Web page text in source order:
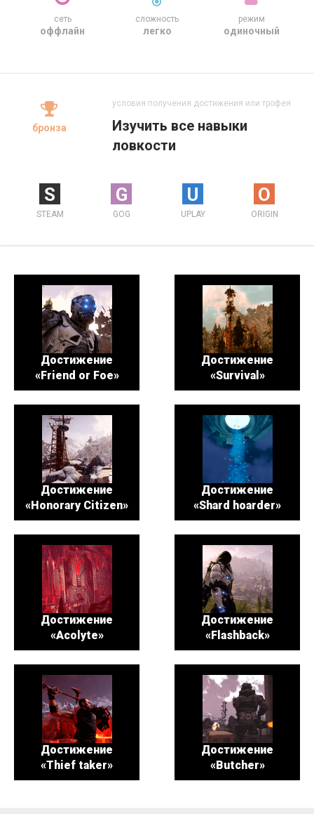
сеть
оффлайн
сложность
легко
режим
одиночный
бронза
условия получения достижения или трофея
Изучить все навыки
ловкости
S
STEAM
G
GOG
U
UPLAY
O
ORIGIN
Достижение
«Friend or Foe»
Достижение
«Survival»
Достижение
«Honorary Citizen»
Достижение
«Shard hoarder»
Достижение
«Acolyte»
Достижение
«Flashback»
Достижение
«Thief taker»
Достижение
«Butcher»